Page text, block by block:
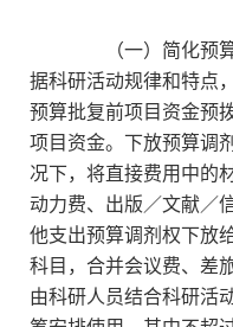
（一）简化预算
据科研活动规律和特点
预算批复前项目资金预
项目资金。下放预算调
况下，将直接费用中的
动力费、出版／文献／
他支出预算调剂权下放
科目，合并会议费、差
由科研人员结合科研活